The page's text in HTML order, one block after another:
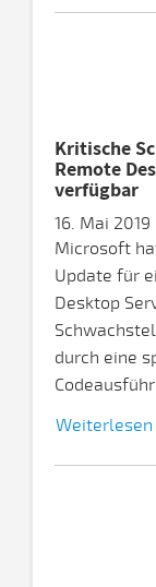
Kritische
Remote
verfügbar
16. Mai 2019
Microsoft
Update für
Desktop
durch eine
Weiterlesen